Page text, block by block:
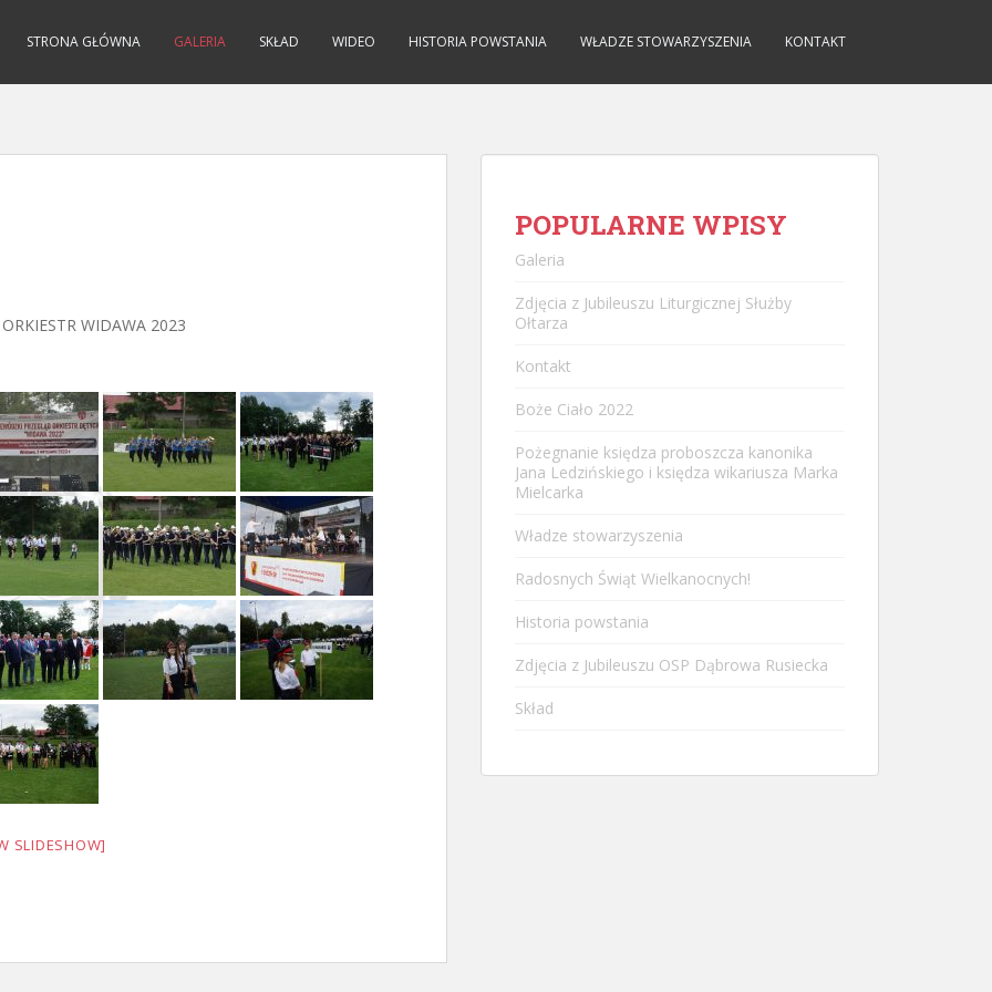
STRONA GŁÓWNA GALERIA SKŁAD WIDEO HISTORIA POWSTANIA WŁADZE STOWARZYSZENIA KONTAKT
WIDAWA 2023
SLIDESHOW]
POPULARNE WPISY
Galeria
Zdjęcia z Jubileuszu Liturgicznej Służby
Ołtarza
Kontakt
Boże Ciało 2022
Pożegnanie księdza proboszcza kanonika
Jana Ledzińskiego i księdza wikariusza Marka
Mielcarka
Władze stowarzyszenia
Radosnych Świąt Wielkanocnych!
Historia powstania
Zdjęcia z Jubileuszu OSP Dąbrowa Rusiecka
Skład